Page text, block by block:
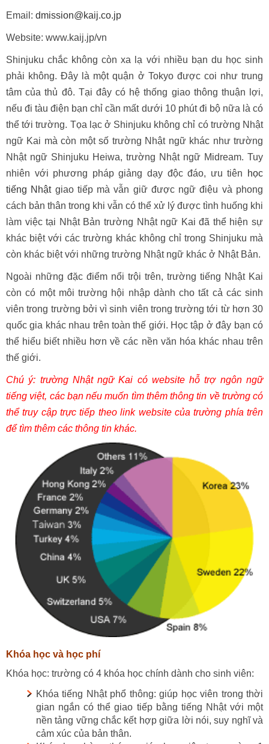
Email: dmission@kaij.co.jp
Website: www.kaij.jp/vn
Shinjuku chắc không còn xa lạ với nhiều bạn du học sinh
phải không. Đây là một quận ở Tokyo được coi như trung
tâm của thủ đô. Tại đây có hệ thống giao thông thuận lợi,
nếu đi tàu điện bạn chỉ cần mất dưới 10 phút đi bộ nữa là có
thể tới trường. Tọa lạc ở Shinjuku không chỉ có trường Nhật
ngữ Kai mà còn một số trường Nhật ngữ khác như trường
Nhật ngữ Shinjuku Heiwa, trường Nhật ngữ Midream. Tuy
nhiên với phương pháp giảng dạy độc đáo, ưu tiên
học
tiếng Nhậtgiao tiếp mà vẫn giữ được ngữ điệu và phong
cách bản thân trong khi vẫn có thể xử lý được tình huống khi
làm việc tại Nhật Bản trường Nhật ngữ Kai đã thể hiện sự
khác biệt với các trường khác không chỉ trong Shinjuku mà
còn khác biệt với những trường Nhật ngữ khác ở Nhật Bản.
Ngoài những đặc điểm nổi trội trên, trường tiếng Nhật Kai
còn có một môi trường hội nhập dành cho tất cả các sinh
viên trong trường bởi vì sinh viên trong trường tới từ hơn 30
quốc gia khác nhau trên toàn thế giới. Học tập ở đây bạn có
thể hiểu biết nhiều hơn về các nền văn hóa khác nhau trên
thế giới.
Chú ý: trường Nhật ngữ Kai có website hỗ trợ ngôn ngữ
tiếng việt, các bạn nếu muốn tìm thêm thông tin về trường có
thể truy cập trực tiếp theo link website của trường phía trên
để tìm thêm các thông tin khác.
Khóa học và học phí
Khóa học: trường có 4 khóa học chính dành cho sinh viên:
Khóa tiếng Nhật phổ thông: giúp học viên trong thời
gian ngắn có thể giao tiếp bằng tiếng Nhật với một
nền tảng vững chắc kết hợp giữa lời nói, suy nghĩ và
cảm xúc của bản thân.